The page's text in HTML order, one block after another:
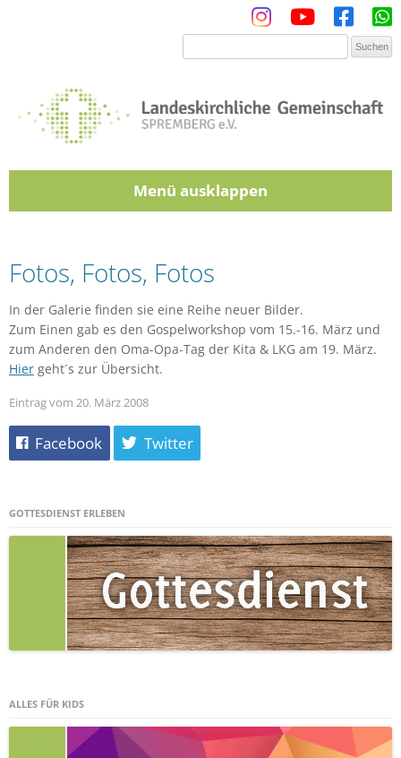
Menü
Fotos, Fotos, Fotos
In der Galerie finden sie eine Reihe neuer Bilder.
Zum Einen gab es den Gospelworkshop vom 15.-16. März und
zum Anderen den Oma-Opa-Tag der Kita & LKG am 19. März.
Hier geht´s zur Übersicht.
Eintrag vom 20. März 2008
Facebook Twitter
GOTTESDIENST ERLEBEN
ALLES FÜR KIDS